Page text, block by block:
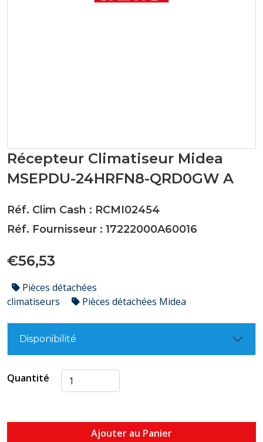
Récepteur Climatiseur Midea
MSEPDU-24HRFN8-QRD0GW A
Réf. Clim Cash : RCMI02454
Réf. Fournisseur : 17222000A60016
€56,53
Pièces détachées
climatiseurs
Pièces détachées Midea
Disponibilité
Quantité
Ajouter au Panier